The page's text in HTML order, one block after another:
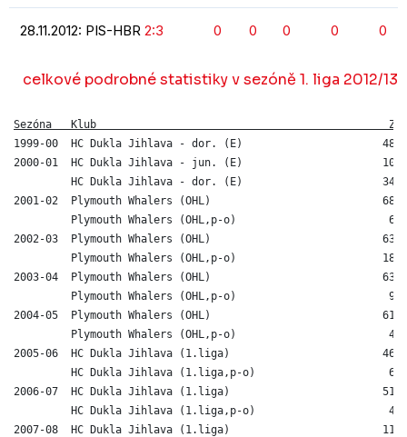
28.11.2012: PIS-HBR 2:3 0 0 0 0 0
celkové podrobné statistiky v sezóně 1. liga 2012/13
Sezóna   Klub                                              Z  G
1999-00  HC Dukla Jihlava - dor. (E)                      48
2000-01  HC Dukla Jihlava - jun. (E)                      10
HC Dukla Jihlava - dor. (E)                      34
2001-02  Plymouth Whalers (OHL)                           68
Plymouth Whalers (OHL,p-o)                        6
2002-03  Plymouth Whalers (OHL)                           63
Plymouth Whalers (OHL,p-o)                       18
2003-04  Plymouth Whalers (OHL)                           63
Plymouth Whalers (OHL,p-o)                        9
2004-05  Plymouth Whalers (OHL)                           61
Plymouth Whalers (OHL,p-o)                        4
2005-06  HC Dukla Jihlava (1.liga)                        46
HC Dukla Jihlava (1.liga,p-o)                     6
2006-07  HC Dukla Jihlava (1.liga)                        51  6
HC Dukla Jihlava (1.liga,p-o)                     4
2007-08  HC Dukla Jihlava (1.liga)                        11